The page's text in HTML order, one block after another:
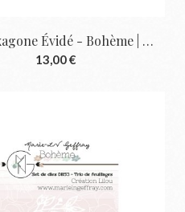
Die - Hexagone Évidé - Bohème | Marie-LN...
13,00 €